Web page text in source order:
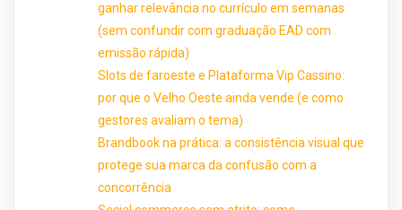
ganhar relevância no currículo em semanas
(sem confundir com graduação EAD com
emissão rápida)
Slots de faroeste e Plataforma Vip Cassino:
por que o Velho Oeste ainda vende (e como
gestores avaliam o tema)
Brandbook na prática: a consistência visual que
protege sua marca da confusão com a
concorrência